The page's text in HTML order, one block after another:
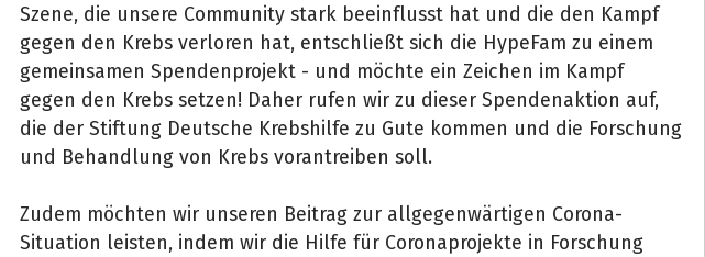
Szene, die unsere Community stark beeinflusst hat und die den Kampf
gegen den Krebs verloren hat, entschließt sich die HypeFam zu einem
gemeinsamen Spendenprojekt - und möchte ein Zeichen im Kampf
gegen den Krebs setzen! Daher rufen wir zu dieser Spendenaktion auf,
die der Stiftung Deutsche Krebshilfe zu Gute kommen und die Forschung
und Behandlung von Krebs vorantreiben soll.
Zudem möchten wir unseren Beitrag zur allgegenwärtigen Corona-
Situation leisten, indem wir die Hilfe für Coronaprojekte in Forschung